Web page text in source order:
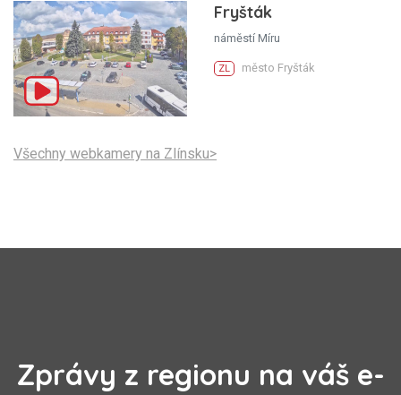
Fryšták
náměstí Míru
ZL město Fryšták
Všechny webkamery na Zlínsku>
Zprávy z regionu na váš e-